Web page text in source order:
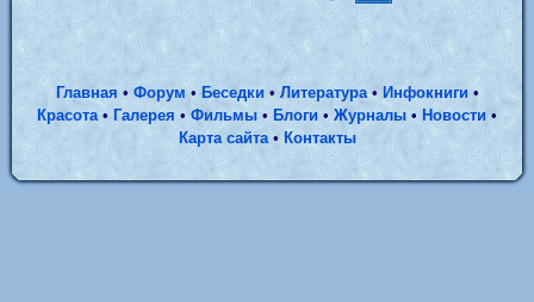
Главная • Форум • Беседки• Литература• Инфокниги•
Красота• Галерея •Фильмы• Блоги •Журналы• Новости •
Карта сайта• Контакты